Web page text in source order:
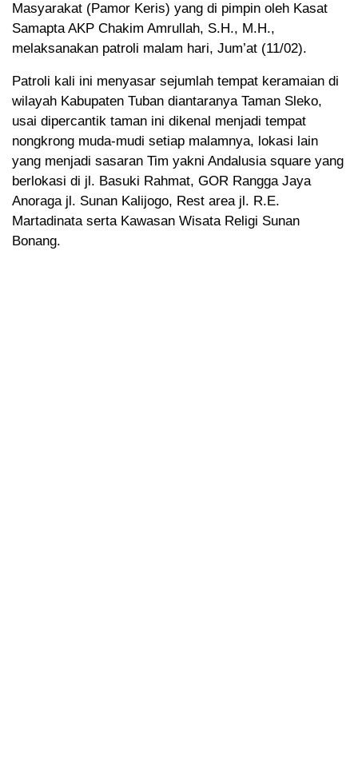
Masyarakat (Pamor Keris) yang di pimpin oleh Kasat
Samapta AKP Chakim Amrullah, S.H., M.H.,
melaksanakan patroli malam hari, Jum’at (11/02).
Patroli kali ini menyasar sejumlah tempat keramaian di
wilayah Kabupaten Tuban diantaranya Taman Sleko,
usai dipercantik taman ini dikenal menjadi tempat
nongkrong muda-mudi setiap malamnya, lokasi lain
yang menjadi sasaran Tim yakni Andalusia square yang
berlokasi di jl. Basuki Rahmat, GOR Rangga Jaya
Anoraga jl. Sunan Kalijogo, Rest area jl. R.E.
Martadinata serta Kawasan Wisata Religi Sunan
Bonang.